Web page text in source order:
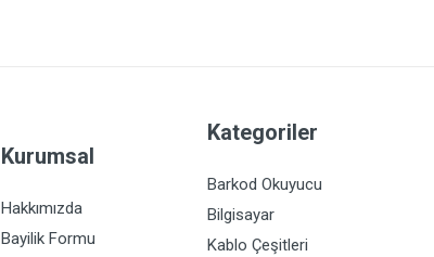
Kurumsal
Hakkımızda
Bayilik Formu
Kategoriler
Barkod Okuyucu
Bilgisayar
Kablo Çeşitleri